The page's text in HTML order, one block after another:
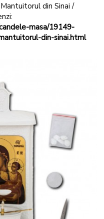
din Sinai /
masa/19149-
din-sinai.html